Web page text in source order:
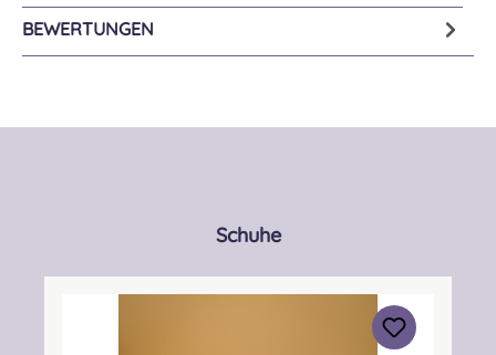
BEWERTUNGEN
Produktgalerie überspringen
Schuhe